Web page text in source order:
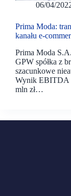
06/04/
Prima Moda:
kanału e-
Prima Moda
GPW spółka z
szacunkowe
Wynik EBITDA
mln zł…